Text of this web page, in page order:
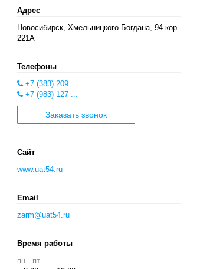
Адрес
Новосибирск, Хмельницкого Богдана, 94 кор.
221А
Телефоны
+7 (383) 209 ...
+7 (983) 127 ...
Заказать звонок
Сайт
www.uat54.ru
Email
zarm@uat54.ru
Время работы
пн - пт